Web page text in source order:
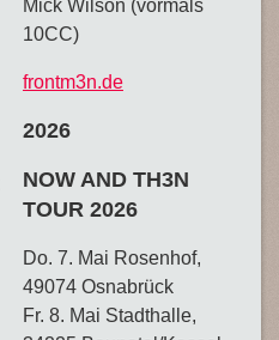
Mick Wilson (vormals
10CC)
frontm3n.de
2026
NOW AND TH3N
TOUR 2026
Do. 7. Mai Rosenhof,
49074 Osnabrück
Fr. 8. Mai Stadthalle,